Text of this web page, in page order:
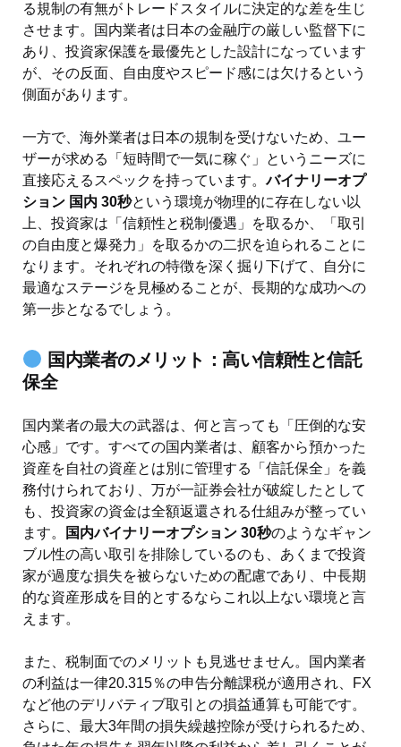
る規制の有無がトレードスタイルに決定的な差を生じ
させます。国内業者は日本の金融庁の厳しい監督下に
あり、投資家保護を最優先とした設計になっています
が、その反面、自由度やスピード感には欠けるという
側面があります。
一方で、海外業者は日本の規制を受けないため、ユー
ザーが求める「短時間で一気に稼ぐ」というニーズに
直接応えるスペックを持っています。バイナリーオプ
ション 国内 30秒という環境が物理的に存在しない以
上、投資家は「信頼性と税制優遇」を取るか、「取引
の自由度と爆発力」を取るかの二択を迫られることに
なります。それぞれの特徴を深く掘り下げて、自分に
最適なステージを見極めることが、長期的な成功への
第一歩となるでしょう。
国内業者のメリット：高い信頼性と信託
保全
国内業者の最大の武器は、何と言っても「圧倒的な安
心感」です。すべての国内業者は、顧客から預かった
資産を自社の資産とは別に管理する「信託保全」を義
務付けられており、万が一証券会社が破綻したとして
も、投資家の資金は全額返還される仕組みが整ってい
ます。
国内バイナリーオプション 30秒のようなギャン
ブル性の高い取引を排除しているのも、あくまで投資
家が過度な損失を被らないための配慮であり、中長期
的な資産形成を目的とするならこれ以上ない環境と言
えます。
また、税制面でのメリットも見逃せません。国内業者
の利益は一律20.315％の申告分離課税が適用され、FX
など他のデリバティブ取引との損益通算も可能です。
さらに、最大3年間の損失繰越控除が受けられるため、